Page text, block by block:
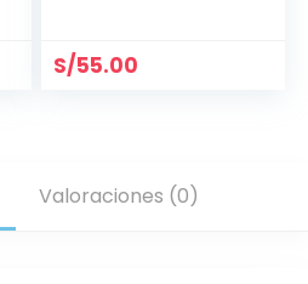
S/55.00
Valoraciones (0)